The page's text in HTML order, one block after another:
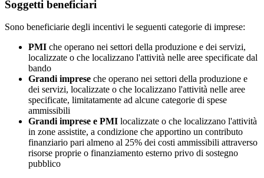
Soggetti beneficiari
Sono beneficiarie degli incentivi le seguenti categorie di imprese:
PMI che operano nei settori della produzione e dei servizi,
localizzate o che localizzano l'attività nelle aree specificate dal
bando
Grandi imprese che operano nei settori della produzione e
dei servizi, localizzate o che localizzano l'attività nelle aree
specificate, limitatamente ad alcune categorie di spese
ammissibili
Grandi imprese e PMI localizzate o che localizzano l'attività
in zone assistite, a condizione che apportino un contributo
finanziario pari almeno al 25% dei costi ammissibili attraverso
risorse proprie o finanziamento esterno privo di sostegno
pubblico